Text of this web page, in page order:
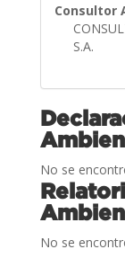
Consultor
S.A.
No se
No se